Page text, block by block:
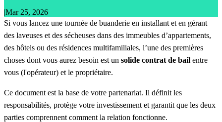
|Mar 25, 2026
Si vous lancez une tournée de buanderie en installant et en gérant
des laveuses et des sécheuses dans des immeubles d’appartements,
des hôtels ou des résidences multifamiliales, l’une des premières
choses dont vous aurez besoin est un solide contrat de bail entre
vous (l'opérateur) et le propriétaire.
Ce document est la base de votre partenariat. Il définit les
responsabilités, protège votre investissement et garantit que les deux
parties comprennent comment la relation fonctionne.